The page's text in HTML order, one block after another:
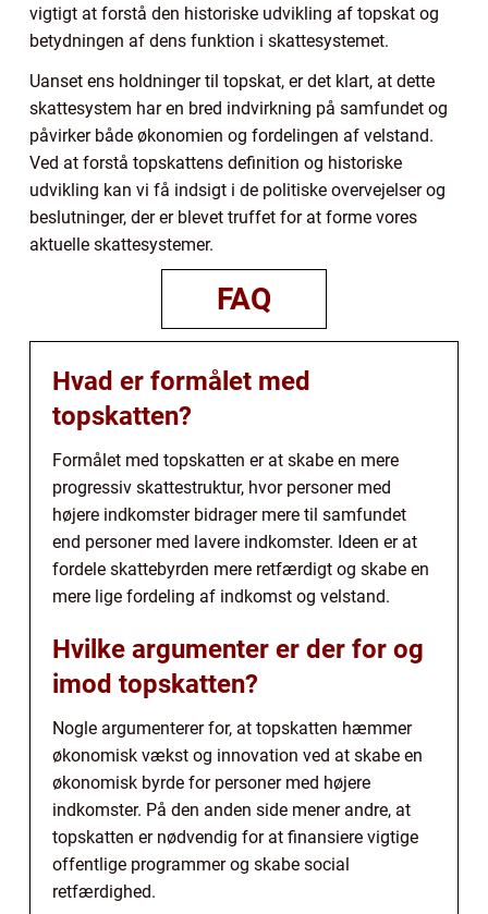
vigtigt at forstå den historiske udvikling af topskat og
betydningen af dens funktion i skattesystemet.
Uanset ens holdninger til topskat, er det klart, at dette
skattesystem har en bred indvirkning på samfundet og
påvirker både økonomien og fordelingen af velstand.
Ved at forstå topskattens definition og historiske
udvikling kan vi få indsigt i de politiske overvejelser og
beslutninger, der er blevet truffet for at forme vores
aktuelle skattesystemer.
FAQ
Hvad er formålet med
topskatten?
Formålet med topskatten er at skabe en mere
progressiv skattestruktur, hvor personer med
højere indkomster bidrager mere til samfundet
end personer med lavere indkomster. Ideen er at
fordele skattebyrden mere retfærdigt og skabe en
mere lige fordeling af indkomst og velstand.
Hvilke argumenter er der for og
imod topskatten?
Nogle argumenterer for, at topskatten hæmmer
økonomisk vækst og innovation ved at skabe en
økonomisk byrde for personer med højere
indkomster. På den anden side mener andre, at
topskatten er nødvendig for at finansiere vigtige
offentlige programmer og skabe social
retfærdighed.